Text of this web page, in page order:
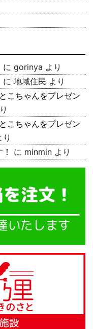
に gorinya より
に 地域住民 より
こちゃんをプレゼン
こちゃんをプレゼン
り
に minmin より